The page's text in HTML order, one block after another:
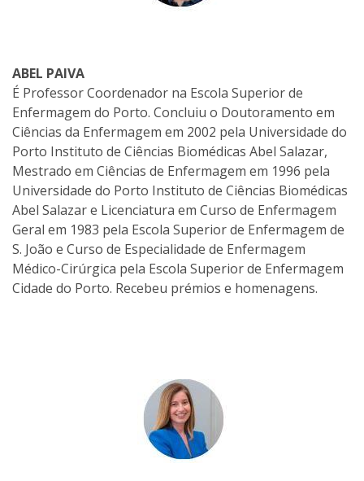
ABEL PAIVA
É Professor Coordenador na Escola Superior de
Enfermagem do Porto. Concluiu o Doutoramento em
Ciências da Enfermagem em 2002 pela Universidade do
Porto Instituto de Ciências Biomédicas Abel Salazar,
Mestrado em Ciências de Enfermagem em 1996 pela
Universidade do Porto Instituto de Ciências Biomédicas
Abel Salazar e Licenciatura em Curso de Enfermagem
Geral em 1983 pela Escola Superior de Enfermagem de
S. João e Curso de Especialidade de Enfermagem
Médico-Cirúrgica pela Escola Superior de Enfermagem
Cidade do Porto. Recebeu prémios e homenagens.